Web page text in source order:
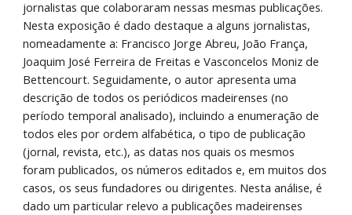
jornalistas que colaboraram nessas mesmas publicações.
Nesta exposição é dado destaque a alguns jornalistas,
nomeadamente a: Francisco Jorge Abreu, João França,
Joaquim José Ferreira de Freitas e Vasconcelos Moniz de
Bettencourt. Seguidamente, o autor apresenta uma
descrição de todos os periódicos madeirenses (no
período temporal analisado), incluindo a enumeração de
todos eles por ordem alfabética, o tipo de publicação
(jornal, revista, etc.), as datas nos quais os mesmos
foram publicados, os números editados e, em muitos dos
casos, os seus fundadores ou dirigentes. Nesta análise, é
dado um particular relevo a publicações madeirenses